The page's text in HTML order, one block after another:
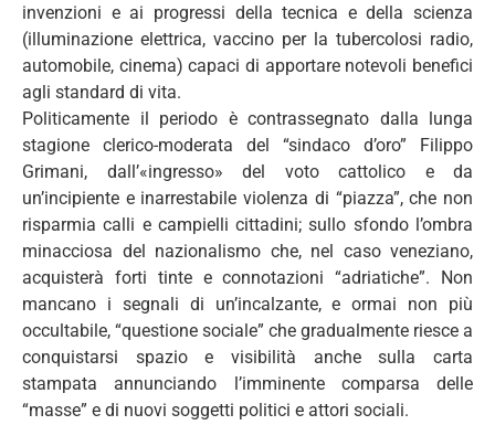
invenzioni e ai progressi della tecnica e della scienza
(illuminazione elettrica, vaccino per la tubercolosi radio,
automobile, cinema) capaci di apportare notevoli benefici
agli standard di vita.
Politicamente il periodo è contrassegnato dalla lunga
stagione clerico-moderata del “sindaco d’oro” Filippo
Grimani, dall’«ingresso» del voto cattolico e da
un’incipiente e inarrestabile violenza di “piazza”, che non
risparmia calli e campielli cittadini; sullo sfondo l’ombra
minacciosa del nazionalismo che, nel caso veneziano,
acquisterà forti tinte e connotazioni “adriatiche”. Non
mancano i segnali di un’incalzante, e ormai non più
occultabile, “questione sociale” che gradualmente riesce a
conquistarsi spazio e visibilità anche sulla carta
stampata annunciando l’imminente comparsa delle
“masse” e di nuovi soggetti politici e attori sociali.